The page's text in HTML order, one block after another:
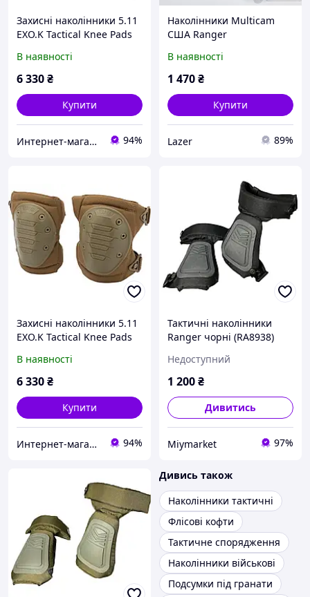
Захисні наколінники 5.11
EXO.K Tactical Knee Pads
В наявності
6 330₴
Купити
Интернет-магазин "Beauty Mall" 94%
Наколінники Multicam
США Ranger
В наявності
1 470₴
Купити
Lazer 89%
Захисні наколінники 5.11
EXO.K Tactical Knee Pads
В наявності
6 330₴
Купити
Интернет-магазин "Beauty Mall" 94%
Тактичні наколінники
Ranger чорні (RA8938)
Недоступний
1 200₴
Дивитись
Miymarket 97%
Дивись також
Наколінники тактичні
Флісові кофти
Тактичне спорядження
Наколінники військові
Подсумки під гранати